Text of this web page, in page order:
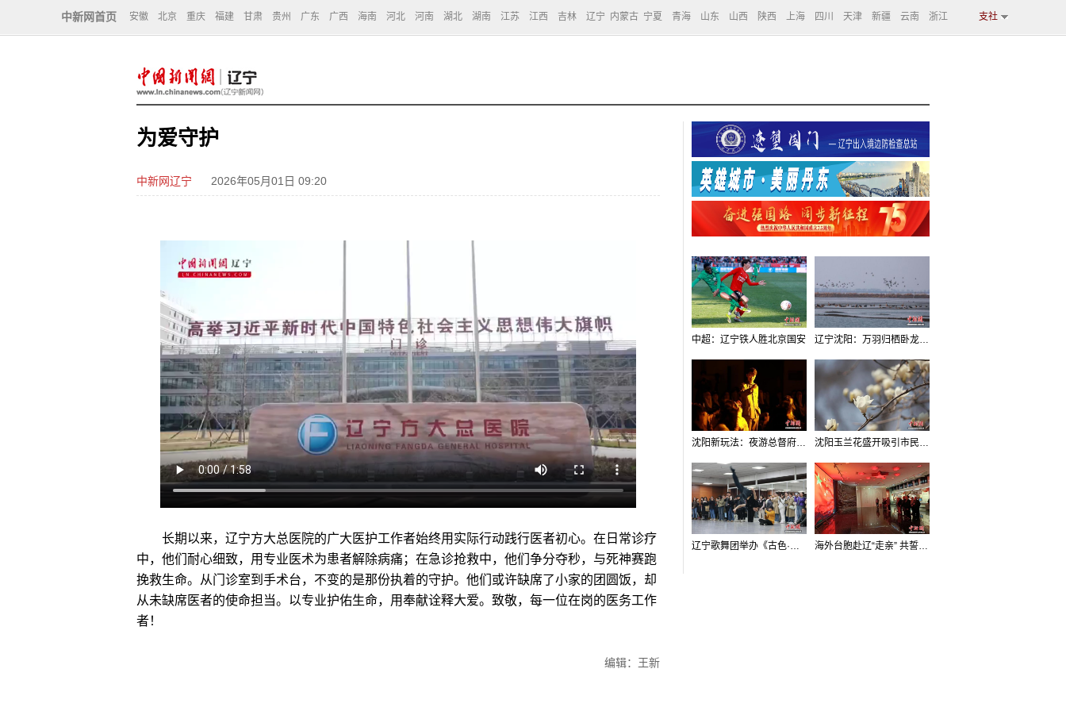
中新网首页 安徽 北京 重庆 福建 甘肃 贵州 广东 广西 海南 河北 河南 湖北 湖南 江苏 江西 吉林 辽宁 内蒙古 宁夏 青海 山东 山西 陕西 上海 四川 天津 新疆 云南 浙江 支社
为爱守护
中新网辽宁 2026年05月01日 09:20
长期以来，辽宁方大总医院的广大医护工作者始终用实际行动践行医者初心。在日常诊疗
中，他们耐心细致，用专业医术为患者解除病痛；在急诊抢救中，他们争分夺秒，与死神赛跑
挽救生命。从门诊室到手术台，不变的是那份执着的守护。他们或许缺席了小家的团圆饭，却
从未缺席医者的使命担当。以专业护佑生命，用奉献诠释大爱。致敬，每一位在岗的医务工作
者！
编辑：王新
中超：辽宁铁人胜北京国安 辽宁沈阳：万羽归栖卧龙湖看群鸟齐飞
沈阳新玩法：夜游总督府，当一回“赴宴者” 沈阳玉兰花盛开吸引市民打卡
辽宁歌舞团举办《古色·国宝辽宁》排练开放日活动 海外台胞赴辽“走亲” 共誓“和平初心”